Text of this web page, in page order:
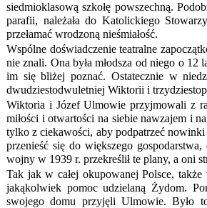
siedmioklasową szkołę powszechną.
parafii, należała do Katolickiego
przełamać wrodzoną nieśmiałość.
Wspólne doświadczenie teatralne
nie znali. Ona była młodsza od niego o
im się bliżej poznać. Ostatecznie w
dwudziestodwuletniej Wiktorii i
Wiktoria i Józef Ulmowie przyjmowali z
miłości i otwartości na siebie nawzajem i
tylko z ciekawości, aby podpatrzeć
przenieść się do większego
wojny w 1939 r. przekreślił te plany, a oni
Tak jak w całej okupowanej Polsce,
jakąkolwiek pomoc udzielaną Żydom.
swojego domu przyjęli Ulmowie. Było